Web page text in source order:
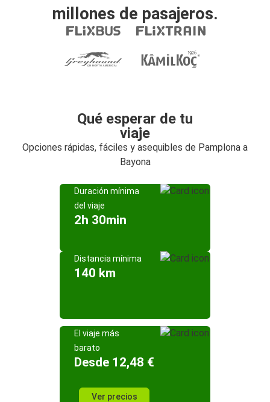
millones de pasajeros.
Qué esperar de tu
viaje
Opciones rápidas, fáciles y asequibles de Pamplona a
Bayona
Duración mínima
del viaje
2h 30min
Distancia mínima
140 km
El viaje más
barato
Desde 12,48 €
Ver precios